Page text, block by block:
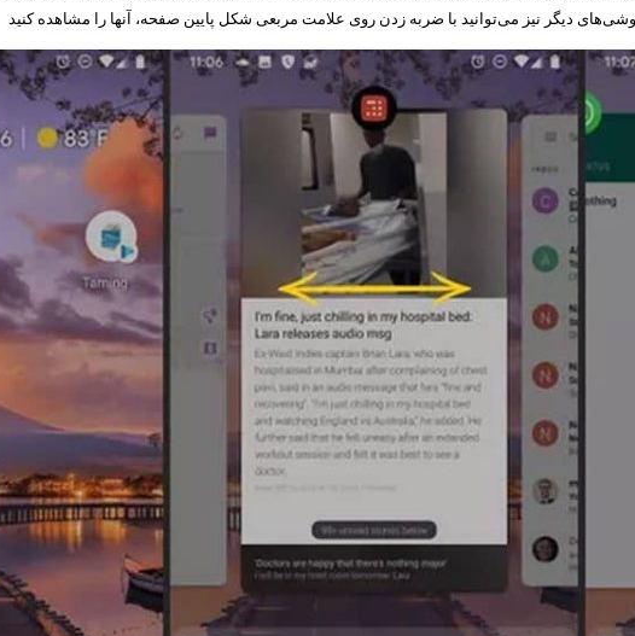
دیگر نیز می‌توانید با ضربه زدن روی علامت مربعی شکل پایین صفحه، آنها را مشاهده کنید